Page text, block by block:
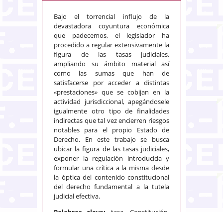
Bajo el torrencial influjo de la
devastadora coyuntura económica
que padecemos, el legislador ha
procedido a regular extensivamente la
figura de las tasas judiciales,
ampliando su ámbito material así
como las sumas que han de
satisfacerse por acceder a distintas
«prestaciones» que se cobijan en la
actividad jurisdiccional, apegándosele
igualmente otro tipo de finalidades
indirectas que tal vez encierren riesgos
notables para el propio Estado de
Derecho. En este trabajo se busca
ubicar la figura de las tasas judiciales,
exponer la regulación introducida y
formular una crítica a la misma desde
la óptica del contenido constitucional
del derecho fundamental a la tutela
judicial efectiva.